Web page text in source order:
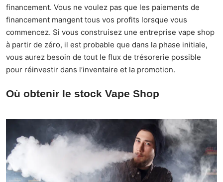
financement. Vous ne voulez pas que les paiements de
financement mangent tous vos profits lorsque vous
commencez. Si vous construisez une entreprise vape shop
à partir de zéro, il est probable que dans la phase initiale,
vous aurez besoin de tout le flux de trésorerie possible
pour réinvestir dans l’inventaire et la promotion.
Où obtenir le stock Vape Shop